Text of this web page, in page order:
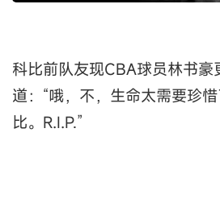
科比前队友现CBA球员林书豪
道：“哦，不，生命太需要珍
比。R.I.P.”